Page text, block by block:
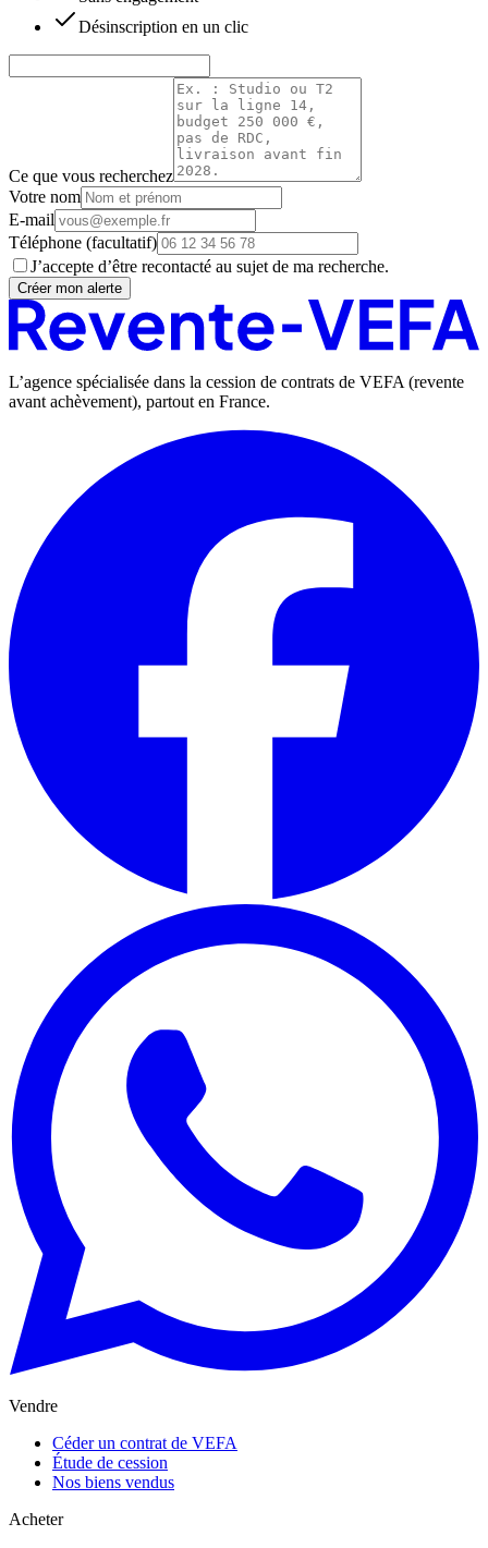
Désinscription en un clic
Ce que vous recherchez
Votre nom
E-mail
Téléphone (facultatif)
J’accepte d’être recontacté au sujet de ma recherche.
Créer mon alerte
L’agence spécialisée dans la cession de contrats de VEFA (revente
avant achèvement), partout en France.
Vendre
Céder un contrat de VEFA
Étude de cession
Nos biens vendus
Acheter